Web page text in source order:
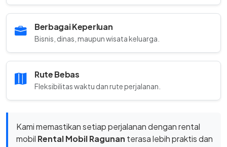
Berbagai Keperluan
Bisnis, dinas, maupun wisata keluarga.
Rute Bebas
Fleksibilitas waktu dan rute perjalanan.
Kami memastikan setiap perjalanan dengan rental
mobil Rental Mobil Ragunan terasa lebih praktis dan